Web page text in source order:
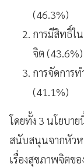
(46.3%)
การมีสิทธิ์ใ
จิต (43.6%)
การจัดการ
(41.1%)
โดยทั้ง 3 นโยบา
สนับสนุนจากหัวห
เรื่องสุขภาพจิตข